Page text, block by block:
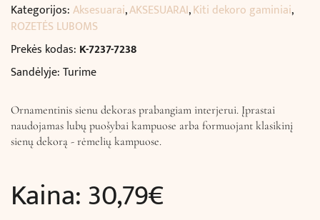
Kategorijos:Aksesuarai,AKSESUARAI,Kiti dekoro gaminiai,
ROZETĖS LUBOMS
Prekės kodas: K-7237-7238
Sandėlyje: Turime
Ornamentinis sienu dekoras prabangiam interjerui. Įprastai
naudojamas lubų puošybai kampuose arba formuojant klasikinį
sienų dekorą - rėmelių kampuose.
Kaina:30,79€